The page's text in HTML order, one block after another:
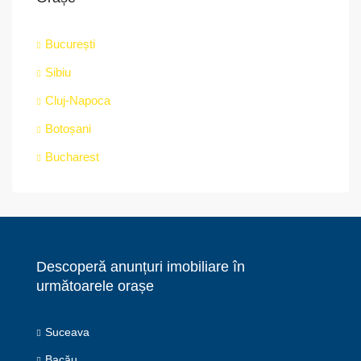
București
Sibiu
Cluj-Napoca
Botoșani
Bucharest
Descoperă anunțuri imobiliare în
următoarele orașe
Suceava